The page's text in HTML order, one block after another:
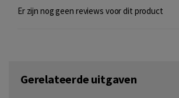
Er zijn nog geen reviews voor dit product
Gerelateerde uitgaven